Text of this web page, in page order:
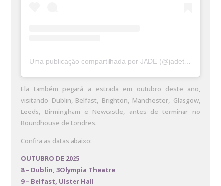
Ela também pegará a estrada em outubro deste ano,
visitando Dublin, Belfast, Brighton, Manchester, Glasgow,
Leeds, Birmingham e Newcastle, antes de terminar no
Roundhouse de Londres.
Confira as datas abaixo:
OUTUBRO DE 2025
8 – Dublin, 3Olympia Theatre
9 – Belfast, Ulster Hall